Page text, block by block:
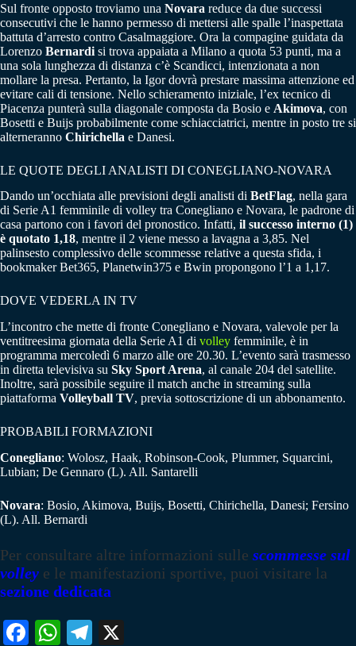
Sul fronte opposto troviamo una Novara reduce da due successi
consecutivi che le hanno permesso di mettersi alle spalle l’inaspettata
battuta d’arresto contro Casalmaggiore. Ora la compagine guidata da
Lorenzo Bernardi si trova appaiata a Milano a quota 53 punti, ma a
una sola lunghezza di distanza c’è Scandicci, intenzionata a non
mollare la presa. Pertanto, la Igor dovrà prestare massima attenzione ed
evitare cali di tensione. Nello schieramento iniziale, l’ex tecnico di
Piacenza punterà sulla diagonale composta da Bosio e Akimova, con
Bosetti e Buijs probabilmente come schiacciatrici, mentre in posto tre si
alterneranno Chirichella e Danesi.
LE QUOTE DEGLI ANALISTI DI CONEGLIANO-NOVARA
Dando un’occhiata alle previsioni degli analisti di BetFlag, nella gara
di Serie A1 femminile di volley tra Conegliano e Novara, le padrone di
casa partono con i favori del pronostico. Infatti, il successo interno (1)
è quotato 1,18, mentre il 2 viene messo a lavagna a 3,85. Nel
palinsesto complessivo delle scommesse relative a questa sfida, i
bookmaker Bet365, Planetwin375 e Bwin propongono l’1 a 1,17.
DOVE VEDERLA IN TV
L’incontro che mette di fronte Conegliano e Novara, valevole per la
ventitreesima giornata della Serie A1 di volley femminile, è in
programma mercoledì 6 marzo alle ore 20.30. L’evento sarà trasmesso
in diretta televisiva su Sky Sport Arena, al canale 204 del satellite.
Inoltre, sarà possibile seguire il match anche in streaming sulla
piattaforma Volleyball TV, previa sottoscrizione di un abbonamento.
PROBABILI FORMAZIONI
Conegliano: Wolosz, Haak, Robinson-Cook, Plummer, Squarcini,
Lubian; De Gennaro (L). All. Santarelli
Novara: Bosio, Akimova, Buijs, Bosetti, Chirichella, Danesi; Fersino
(L). All. Bernardi
Per consultare altre informazioni sulle scommesse sul
volley e le manifestazioni sportive, puoi visitare la
sezione dedicata
Fa W
Te